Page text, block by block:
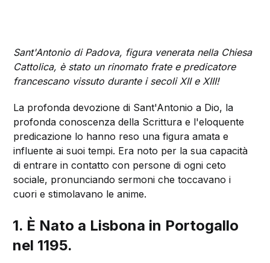
Sant'Antonio di Padova, figura venerata nella Chiesa
Cattolica, è stato un rinomato frate e predicatore
francescano vissuto durante i secoli XII e XIII!
La profonda devozione di Sant'Antonio a Dio, la
profonda conoscenza della Scrittura e l'eloquente
predicazione lo hanno reso una figura amata e
influente ai suoi tempi. Era noto per la sua capacità
di entrare in contatto con persone di ogni ceto
sociale, pronunciando sermoni che toccavano i
cuori e stimolavano le anime.
1. È Nato a Lisbona in Portogallo
nel 1195.